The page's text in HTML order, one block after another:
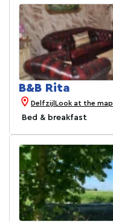
B&B Rita
Delfzijl Look at the map
Bed & breakfast